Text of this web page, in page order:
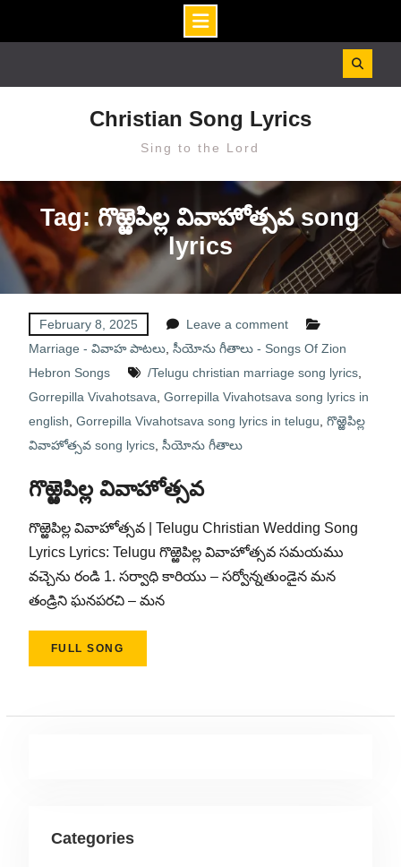
Christian Song Lyrics
Sing to the Lord
Tag: గొఱ్ఱెపిల్ల వివాహోత్సవ song
lyrics
February 8, 2025
Leave a comment
Marriage - వివాహ పాటలు, సీయోను గీతాలు - Songs Of Zion
Hebron Songs
/Telugu christian marriage song lyrics,
Gorrepilla Vivahotsava Gorrepilla Vivahotsava song lyrics in
english Gorrepilla Vivahotsava song lyrics in telugu గొఱ్ఱెపిల్ల
వివాహోత్సవ song lyrics, సీయోను గీతాలు
గొఱ్ఱెపిల్ల వివాహోత్సవ
గొఱ్ఱెపిల్ల వివాహోత్సవ | Telugu Christian Wedding Song
Lyrics Lyrics: Telugu గొఱ్ఱెపిల్ల వివాహోత్సవ సమయము
వచ్చెను రండి 1. సర్వాధి కారియు – సర్వోన్నతుండైన మన
తండ్రిని ఘనపరచి – మన
FULL SONG
Categories